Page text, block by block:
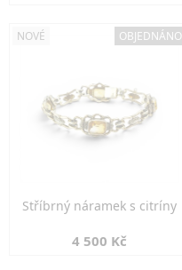
NOVÉ OBJEDNÁNO
Stříbrný náramek s citríny
4 500 Kč